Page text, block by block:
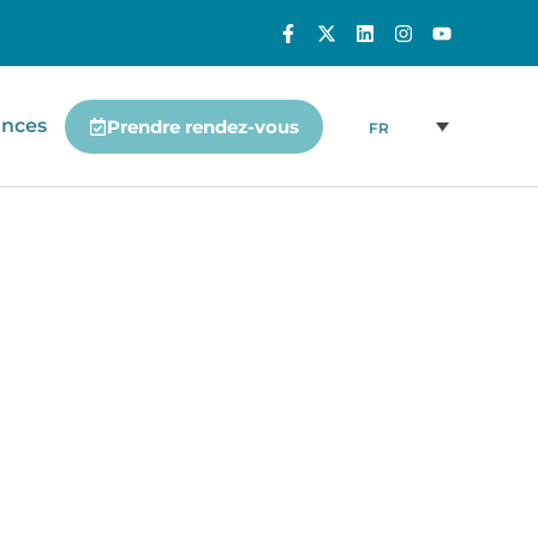
Prendre rendez-vous FR